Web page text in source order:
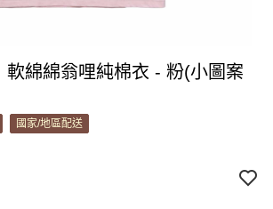
軟綿綿翁哩純棉衣 - 粉(小圖案
國家/地區配送